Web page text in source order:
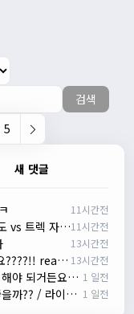
새 댓글
11시간전
"여름철 아아 녹는 속도 vs 트렉 자전거 고장 나는 속도 ㅋㅋㅋ 입문용 MTB 끝판왕 추천"11시간전
13시간전
진짜…………괜찮아요????!! really okay?😱너무 아플것 같아……ㅜㅜ 13시간전
원래는 피나는 훈련을 해야 되거든요? 근데 다들 너무 힘들어하니까 우리가 치트키를 좀 써드릴게요. 아, KC 인증이 안나온다고요? 그럼 뭐... 얼른 훈련하러 안나가고 뭐하세요? 1 일전
티타늄 자전거 진짜 좋을까?? / 라이트스피드 얼티밋 리뷰 1 일전
전한 라이딩으로
딩 하시기 바랍니
루 보내세요~~
검색
5